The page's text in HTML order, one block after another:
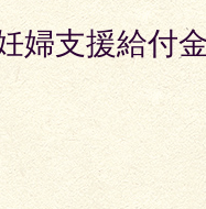
婦支援給付